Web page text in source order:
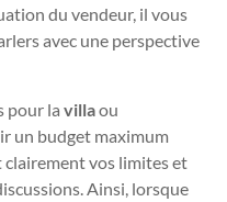
du vendeur, il vous
avec une perspective
pour lavillaou
un budget maximum
clairement vos limites et
Ainsi, lorsque